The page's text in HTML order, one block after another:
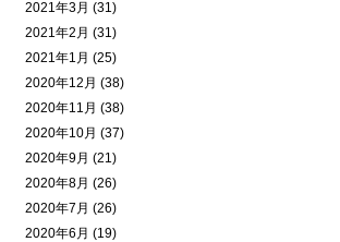
2021年3月 (31)
2021年2月 (31)
2021年1月 (25)
2020年12月 (38)
2020年11月 (38)
2020年10月 (37)
2020年9月 (21)
2020年8月 (26)
2020年7月 (26)
2020年6月 (19)